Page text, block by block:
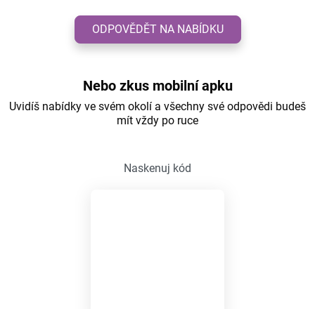
ODPOVĚDĚT NA NABÍDKU
Nebo zkus mobilní apku
Uvidíš nabídky ve svém okolí a všechny své odpovědi budeš
mít vždy po ruce
Naskenuj kód